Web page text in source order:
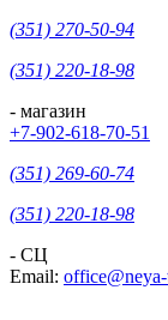
(351) 270-50-94
(351) 220-18-98
- магазин
+7-902-618-70-51
(351) 269-60-74
(351) 220-18-98
- СЦ
Email: